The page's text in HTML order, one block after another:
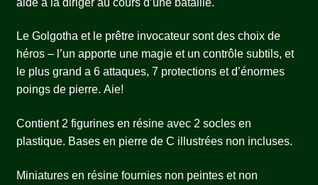
Le Golgotha ​​et le prêtre invocateur sont des choix de
héros – l’un apporte une magie et un contrôle subtils, et
le plus grand a 6 attaques, 7 protections et d’énormes
poings de pierre. Aie!
Contient 2 figurines en résine avec 2 socles en
plastique. Bases en pierre de C illustrées non incluses.
Miniatures en résine fournies non peintes et non